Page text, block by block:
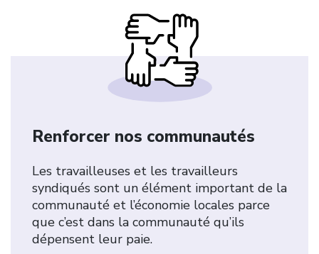
Renforcer nos communautés
Les travailleuses et les travailleurs
syndiqués sont un élément important de la
communauté et l’économie locales parce
que c’est dans la communauté qu’ils
dépensent leur paie.